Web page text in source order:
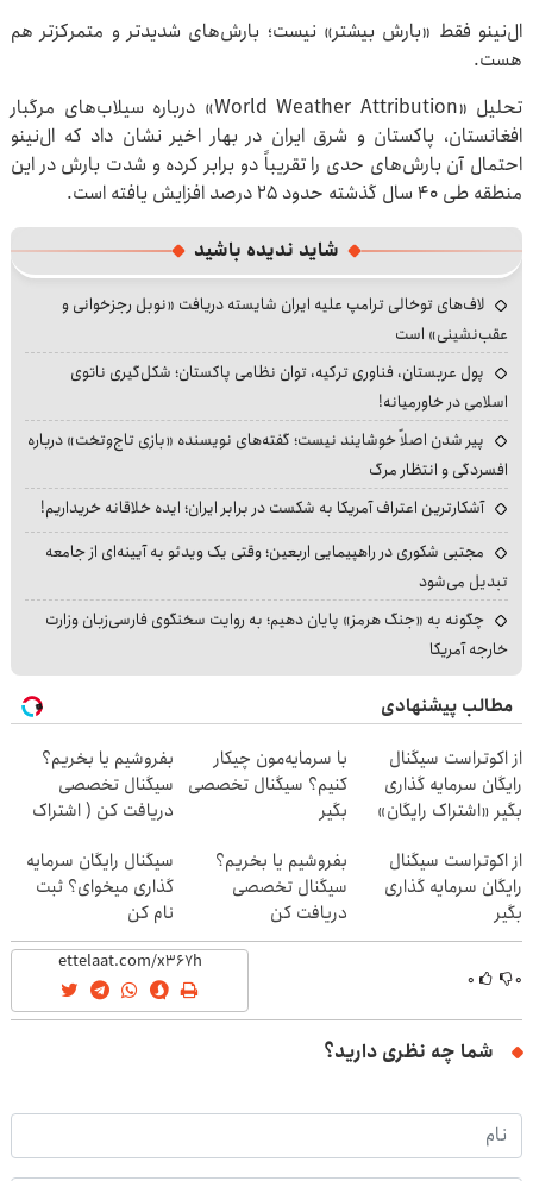
ال‌نینو فقط «بارش بیشتر» نیست؛ بارش‌های شدیدتر و متمرکزتر هم
هست.
تحلیل «World Weather Attribution» درباره سیلاب‌های مرگبار
افغانستان، پاکستان و شرق ایران در بهار اخیر نشان داد که ال‌نینو
احتمال آن بارش‌های حدی را تقریباً دو برابر کرده و شدت بارش در این
منطقه طی ۴۰ سال گذشته حدود ۲۵ درصد افزایش یافته است.
شاید ندیده باشید
لاف‌های توخالی ترامپ علیه ایران شایسته دریافت «نوبل رجزخوانی و
عقب‌نشینی» است
پول عربستان، فناوری ترکیه، توان نظامی پاکستان؛ شکل‌گیری ناتوی
اسلامی در خاورمیانه!
پیر شدن اصلاً خوشایند نیست؛ گفته‌های نویسنده «بازی تاج‌وتخت» درباره
افسردگی و انتظار مرگ
آشکارترین اعتراف آمریکا به شکست در برابر ایران؛ ایده خلاقانه خریداریم!
مجتبی شکوری در راهپیمایی اربعین؛ وقتی یک ویدئو به آیینه‌ای از جامعه
تبدیل می‌شود
چگونه به «جنگ هرمز» پایان دهیم؛ به روایت سخنگوی فارسی‌زبان وزارت
خارجه آمریکا
مطالب پیشنهادی
از اکوتراست سیگنال
رایگان سرمایه گذاری
بگیر «اشتراک رایگان»
با سرمایه‌مون چیکار
کنیم؟ سیگنال تخصصی
بگیر
بفروشیم یا بخریم؟
سیگنال تخصصی
دریافت کن ( اشتراک
از اکوتراست سیگنال
رایگان سرمایه گذاری
بگیر
بفروشیم یا بخریم؟
سیگنال تخصصی
دریافت کن
سیگنال رایگان سرمایه
گذاری میخوای؟ ثبت
نام کن
۰ ۰
شما چه نظری دارید؟